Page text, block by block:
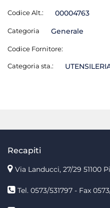
Codice Alt.: 00004763
Categoria Generale
Codice Fornitore:
Categoria sta.:
Recapiti
Via Landucci, 27/29 51100
Tel. 0573/531797 - Fax 0573/